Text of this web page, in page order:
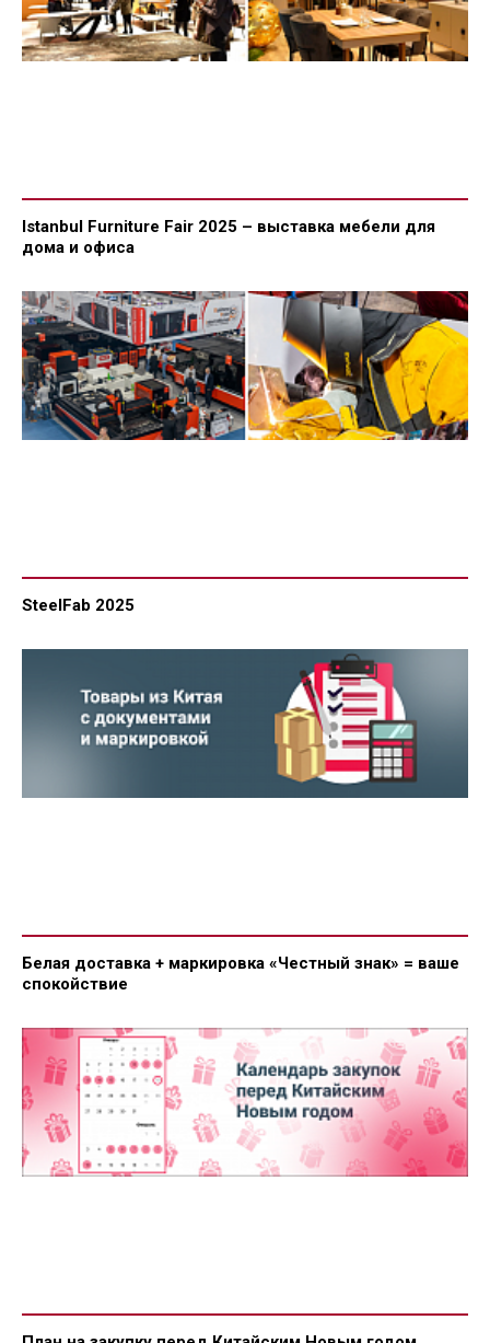
Istanbul Furniture Fair 2025 – выставка мебели для
дома и офиса
SteelFab 2025
Белая доставка + маркировка «Честный знак» = ваше
спокойствие